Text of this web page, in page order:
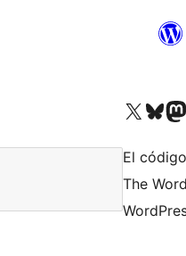
Visita nuestra cuenta de X
Visita nuestra
El
The